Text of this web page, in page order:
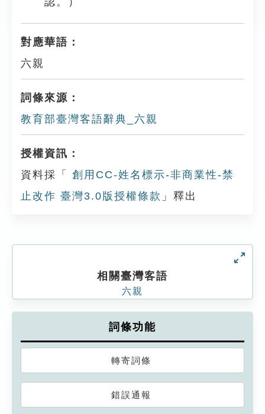
對應華語：
六親
詞條來源：
教育部臺灣客語辭典_六親
授權資訊：
資料採「
創用CC-姓名標示-非商業性-禁
止改作 臺灣3.0版授權條款 」釋出
相關臺灣客語
六親
詞條功能
轉寄詞條
錯誤通報